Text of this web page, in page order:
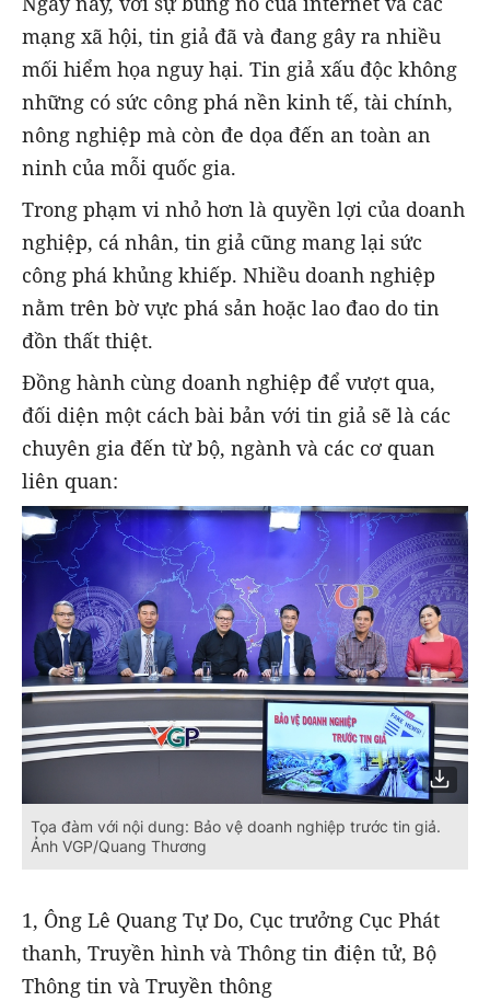
mạng xã hội, tin giả đã và đang gây ra nhiều
mối hiểm họa nguy hại. Tin giả xấu độc không
những có sức công phá nền kinh tế, tài chính,
nông nghiệp mà còn đe dọa đến an toàn an
ninh của mỗi quốc gia.
Trong phạm vi nhỏ hơn là quyền lợi của doanh
nghiệp, cá nhân, tin giả cũng mang lại sức
công phá khủng khiếp. Nhiều doanh nghiệp
nằm trên bờ vực phá sản hoặc lao đao do tin
đồn thất thiệt.
Đồng hành cùng doanh nghiệp để vượt qua,
đối diện một cách bài bản với tin giả sẽ là các
chuyên gia đến từ bộ, ngành và các cơ quan
liên quan:
Tọa đàm với nội dung: Bảo vệ doanh nghiệp trước tin giả.
Ảnh VGP/Quang Thương
1, Ông Lê Quang Tự Do, Cục trưởng Cục Phát
thanh, Truyền hình và Thông tin điện tử, Bộ
Thông tin và Truyền thông